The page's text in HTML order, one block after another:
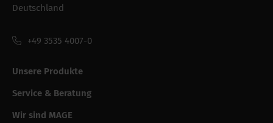
Deutschland
+49 3535 4007-0
Unsere Produkte
Service & Beratung
Wir sind MAGE